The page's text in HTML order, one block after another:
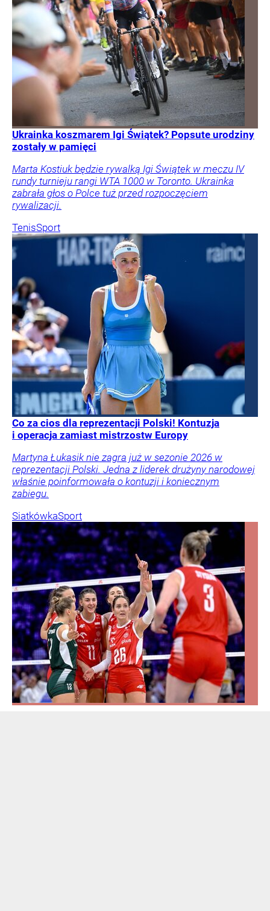
Ukrainka koszmarem Igi Świątek? Popsute urodziny
zostały w pamięci
Marta Kostiuk będzie rywalką Igi Świątek w meczu IV
rundy turnieju rangi WTA 1000 w Toronto. Ukrainka
zabrała głos o Polce tuż przed rozpoczęciem
rywalizacji.
TenisSport
Co za cios dla reprezentacji Polski! Kontuzja
i operacja zamiast mistrzostw Europy
Martyna Łukasik nie zagra już w sezonie 2026 w
reprezentacji Polski. Jedna z liderek drużyny narodowej
właśnie poinformowała o kontuzji i koniecznym
zabiegu.
SiatkówkaSport